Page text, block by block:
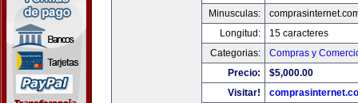
Minusculas:
Longitud:
15 caracteres
Categorias:
Compras y
Precio:
$5,000.00
Visitar!